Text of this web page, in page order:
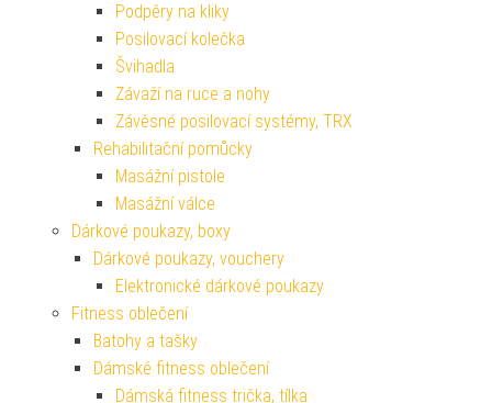
Podpěry na kliky
Posilovací kolečka
Švihadla
Závaží na ruce a nohy
Závěsné posilovací systémy, TRX
Rehabilitační pomůcky
Masážní pistole
Masážní válce
Dárkové poukazy, boxy
Dárkové poukazy, vouchery
Elektronické dárkové poukazy
Fitness oblečení
Batohy a tašky
Dámské fitness oblečení
Dámská fitness trička, tílka